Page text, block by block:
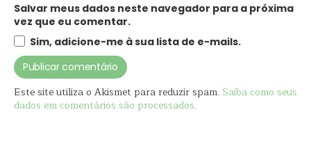
Salvar meus dados neste navegador para a próxima
vez que eu comentar.
Sim, adicione-me à sua lista de e-mails.
Este site utiliza o Akismet para reduzir spam. Saiba como seus
dados em comentários são processados.